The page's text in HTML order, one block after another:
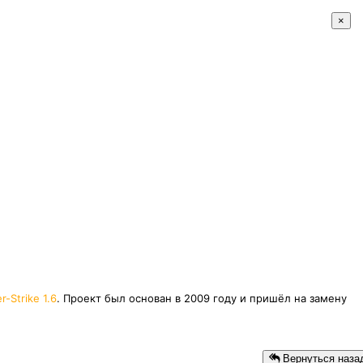
Strike 1.6. Проект был основан в 2009 году и пришёл на замену
Вернуться
×